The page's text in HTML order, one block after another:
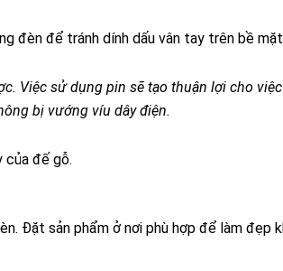
đèn để tránh dính dấu vân tay trên bề
Việc sử dụng pin sẽ tạo thuận lợi cho
bị vướng víu dây điện.
của đế gỗ.
Đặt sản phẩm ở nơi phù hợp để làm đẹp